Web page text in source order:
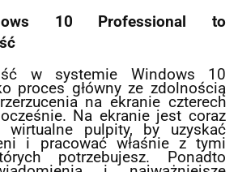
10 Professional to
w systemie Windows 10
proces główny ze zdolnością
na ekranie czterech
Na ekranie jest coraz
wirtualne pulpity, by uzyskać
i pracować właśnie z tymi
potrzebujesz. Ponadto